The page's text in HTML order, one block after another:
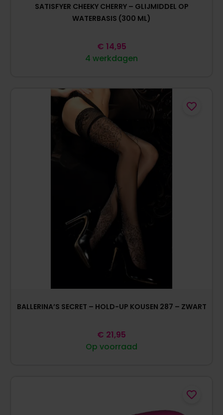
SATISFYER CHEEKY CHERRY – GLIJMIDDEL OP
WATERBASIS (300 ML)
4 werkdagen
€ 14,95
BALLERINA’S SECRET – HOLD-UP KOUSEN 287 – ZWART
Op voorraad
€ 21,95